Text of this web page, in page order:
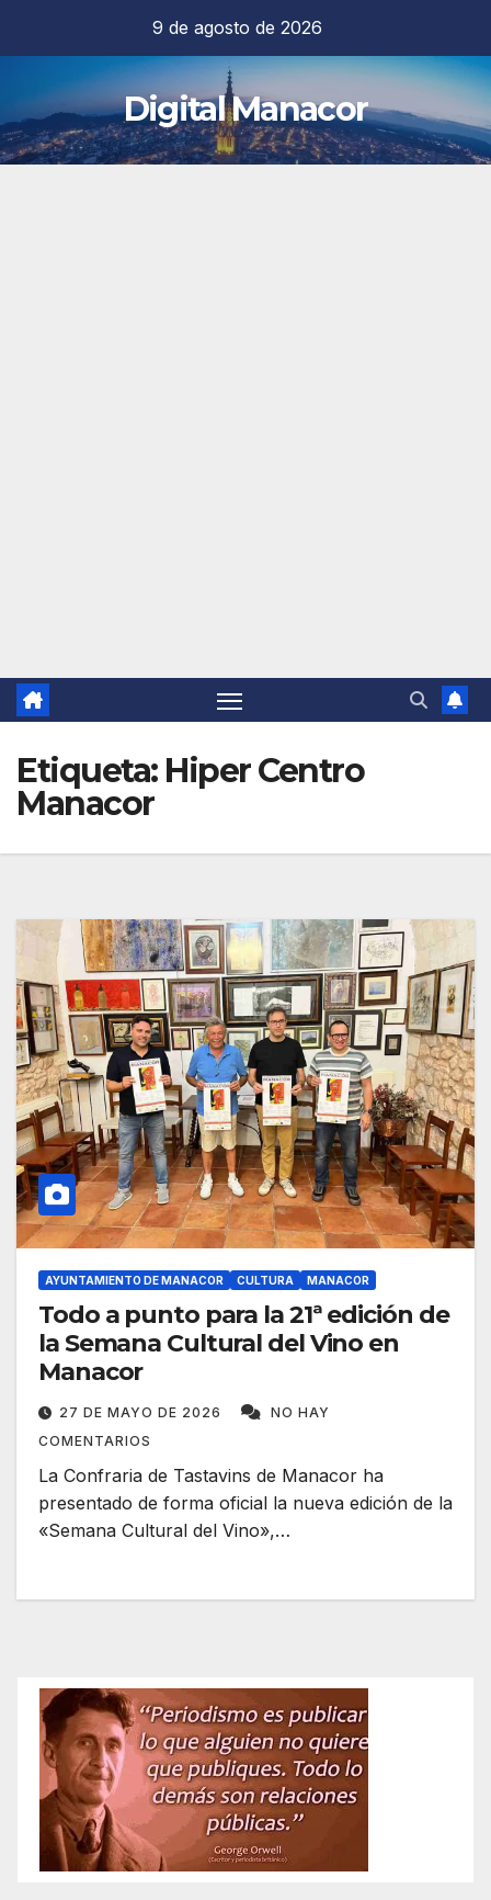
contenido
9 de agosto de 2026
Digital Manacor
Etiqueta: Hiper Centro
Manacor
AYUNTAMIENTO DE MANACOR CULTURA MANACOR
Todo a punto para la 21ª edición de
la Semana Cultural del Vino en
Manacor
27 DE MAYO DE 2026
NO HAY
COMENTARIOS
La Confraria de Tastavins de Manacor ha
presentado de forma oficial la nueva edición de la
«Semana Cultural del Vino»,…